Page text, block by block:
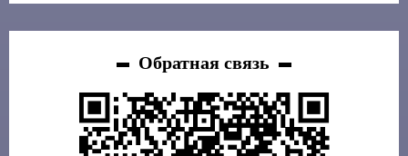
Обратная связь